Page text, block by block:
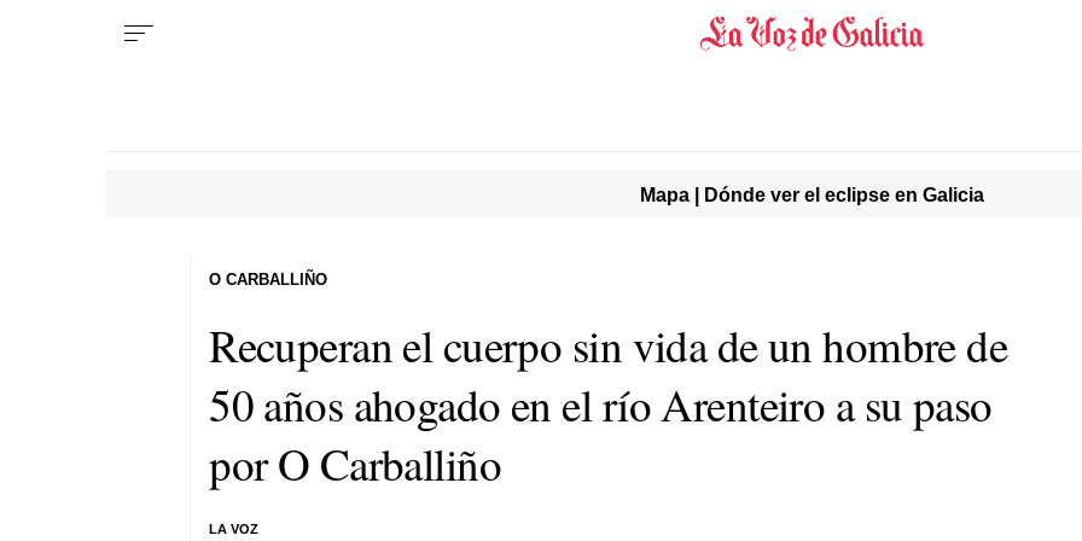
Mapa | Dónde ver el eclipse en Galicia
Recuperan el cuerpo sin vida de un hombre de
50 años ahogado en el río Arenteiro a su paso
por O Carballiño
LA VOZ
O CARBALLIÑO